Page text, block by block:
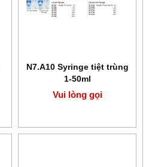
N7.A10 Syringe tiệt trùng
1-50ml
Vui lòng gọi